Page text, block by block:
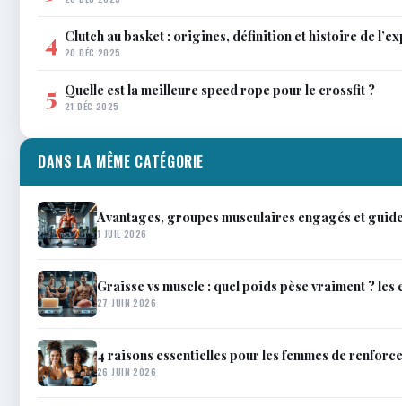
4 Clutch au basket : origines, définition et histoire de
20 DÉC 2025
5 Quelle est la meilleure speed rope pour le crossfit ?
21 DÉC 2025
DANS LA MÊME CATÉGORIE
Avantages, groupes musculaires engagés et
1 JUIL 2026
Graisse vs muscle : quel poids pèse vraiment ?
27 JUIN 2026
4 raisons essentielles pour les femmes de
26 JUIN 2026